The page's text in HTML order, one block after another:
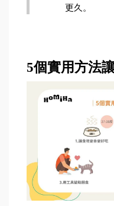
更久。
5個實用方法